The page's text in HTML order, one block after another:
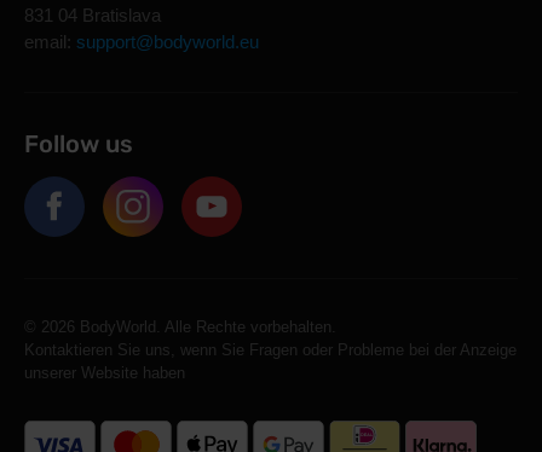
831 04 Bratislava
email: support@bodyworld.eu
Follow us
© 2026 BodyWorld. Alle Rechte vorbehalten.
Kontaktieren Sie uns, wenn Sie Fragen oder Probleme bei der Anzeige
unserer Website haben